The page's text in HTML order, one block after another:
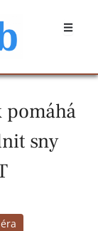
Open
pomáhá
sny